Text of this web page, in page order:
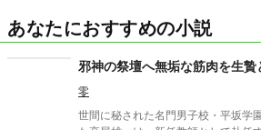
あなたにおすすめの小説
邪神の祭壇へ無垢な筋肉を生贄
零
世間に秘された名門男子校・平坂学園体育科 空手の